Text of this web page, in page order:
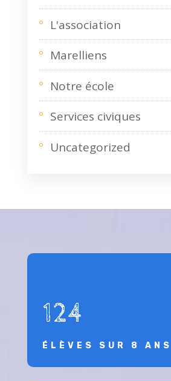
L'association
Marelliens
Notre école
Services civiques
Uncategorized
124
ÉLÈVES SUR 8 ANS